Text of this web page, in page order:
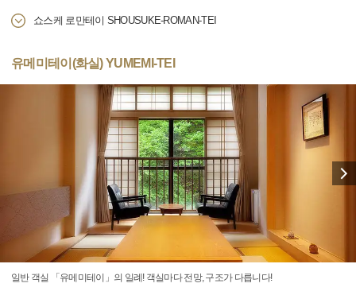
쇼스케 로만테이 SHOUSUKE-ROMAN-TEI
유메미테이(화실) YUMEMI-TEI
일반 객실 「유메미테이」의 일례! 객실마다 전망, 구조가 다릅니다!